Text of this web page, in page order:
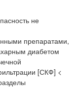
не
препаратами,
диабетом
[СКФ] <